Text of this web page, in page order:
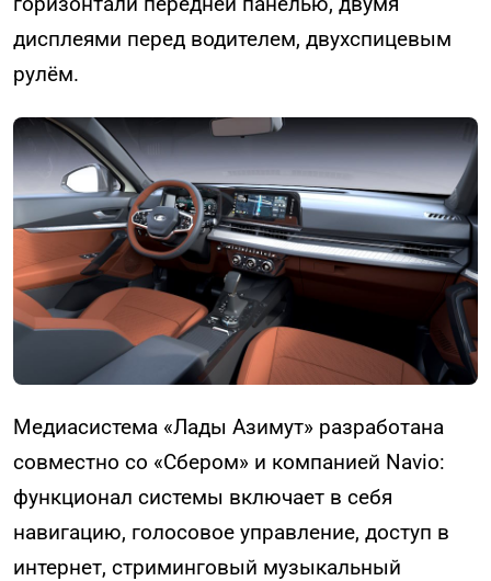
дисплеями перед водителем, двухспицевым
рулём.
Медиасистема «Лады Азимут» разработана
совместно со «Сбером» и компанией Navio:
функционал системы включает в себя
навигацию, голосовое управление, доступ в
интернет, стриминговый музыкальный